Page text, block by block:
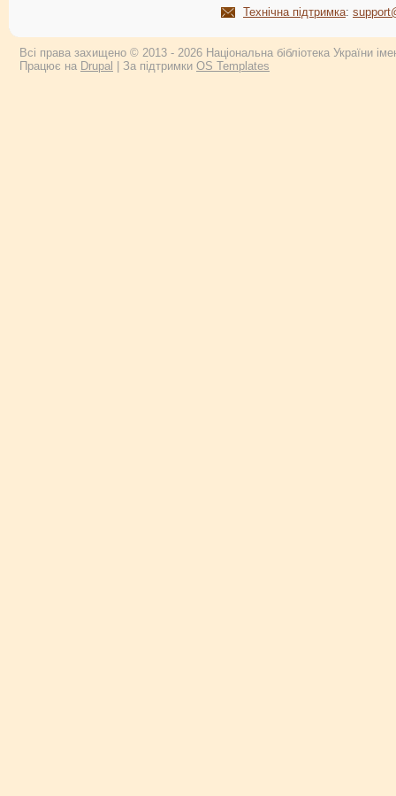
Технічна підтримка:
Всі права захищено © 2013 - 2026 Національна бібліотека України
Працює на Drupal | За підтримки OS Templates